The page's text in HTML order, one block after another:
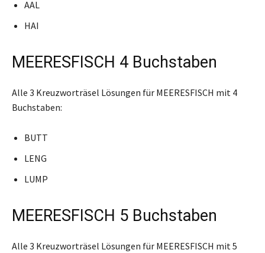
AAL
HAI
MEERESFISCH 4 Buchstaben
Alle 3 Kreuzworträsel Lösungen für MEERESFISCH mit 4
Buchstaben:
BUTT
LENG
LUMP
MEERESFISCH 5 Buchstaben
Alle 3 Kreuzworträsel Lösungen für MEERESFISCH mit 5